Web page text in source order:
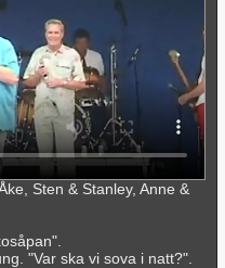
Sten & Stanley, Anne &
"Var ska vi sova i natt?".